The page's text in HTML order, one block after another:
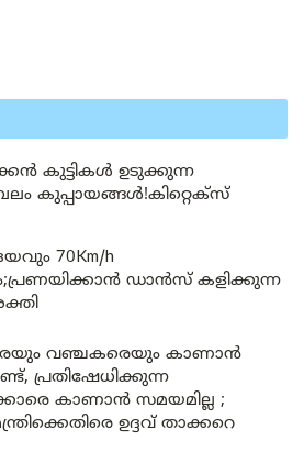
കുട്ടികൾ ഉടുക്കുന്ന
കുപ്പായങ്ങൾ!കിറ്റെക്സ്
70Km/h
ഡാൻസ് കളിക്കുന്ന
വഞ്ചകരെയും കാണാൻ
പ്രതിഷേധിക്കുന്ന
കാണാൻ സമയമില്ല ;
ഉദ്ദവ് താക്കറെ